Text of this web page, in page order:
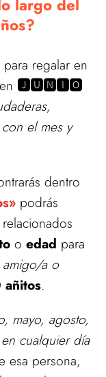
largo del
para regalar en
🅹🆄🅽🅸🅾
el mes y
dentro
podrás
o edad para
amigo/a o
añitos.
mayo, agosto,
cualquier día
esa persona,